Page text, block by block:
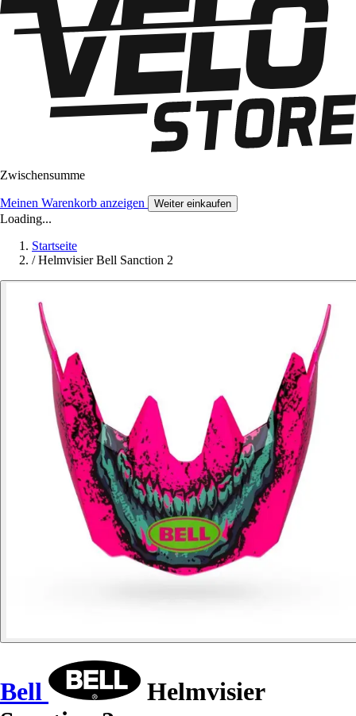
Zwischensumme
Meinen Warenkorb anzeigen Weiter einkaufen
Loading...
Startseite
/ Helmvisier Bell Sanction 2
Bell
Helmvisier